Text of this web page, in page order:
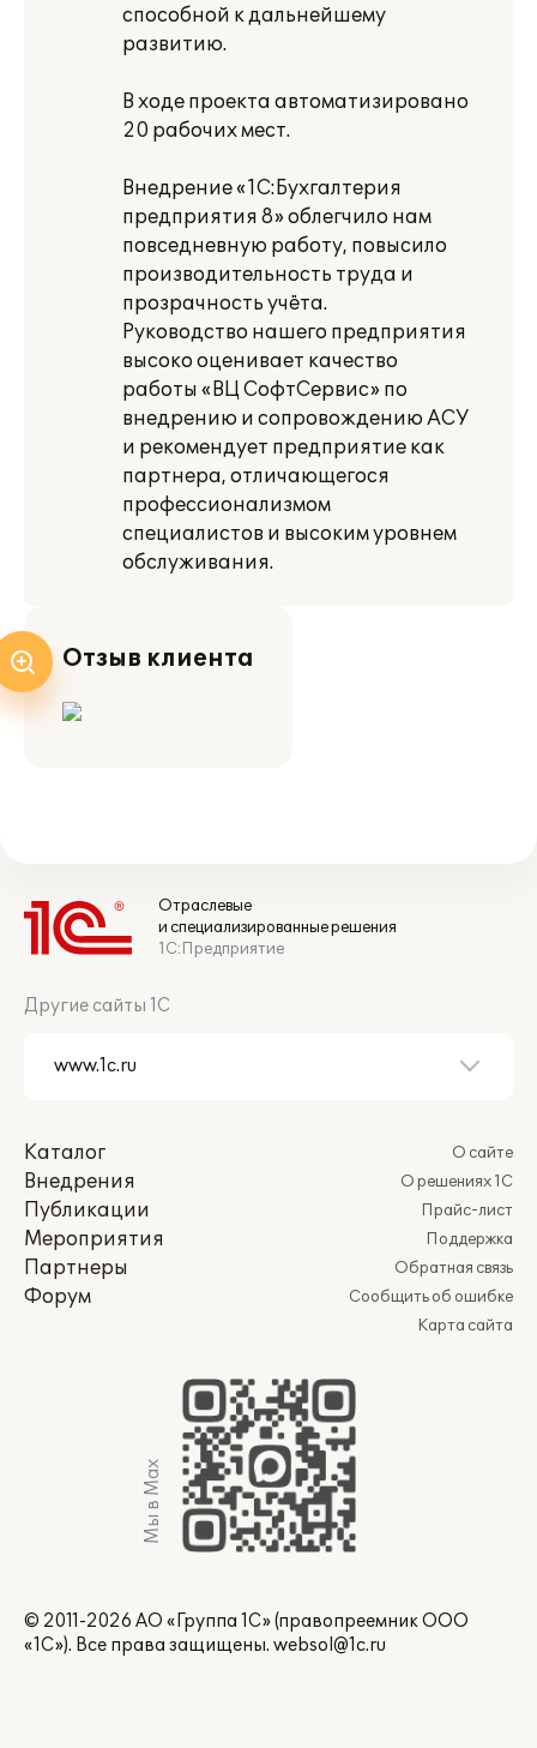
способной к дальнейшему
развитию.
В ходе проекта автоматизировано
20 рабочих мест.
Внедрение «1С:Бухгалтерия
предприятия 8» облегчило нам
повседневную работу, повысило
производительность труда и
прозрачность учёта.
Руководство нашего предприятия
высоко оценивает качество
работы «ВЦ СофтСервис» по
внедрению и сопровождению АСУ
и рекомендует предприятие как
партнера, отличающегося
профессионализмом
специалистов и высоким уровнем
обслуживания.
Отзыв клиента
Отраслевые
и специализированные решения
1С:Предприятие
Другие сайты 1С
Каталог
Внедрения
Публикации
Мероприятия
Партнеры
Форум
О сайте
О решениях 1С
Прайс-лист
Поддержка
Обратная связь
Сообщить об ошибке
Карта сайта
Мы в Max
© 2011-2026 АО «Группа 1С» (правопреемник ООО
«1С»). Все права защищены. websol@1c.ru